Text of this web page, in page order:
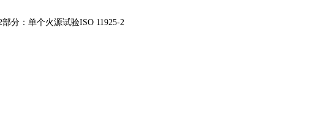
分：单个火源试验ISO 11925-2